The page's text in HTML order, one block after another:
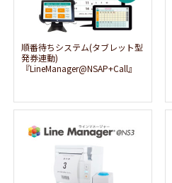
順番待ちシステム(タブレット型
発券連動)
『LineManager@NSAP+Call』